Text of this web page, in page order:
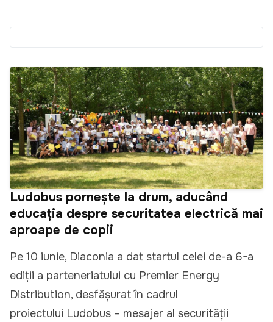
Ludobus pornește la drum, aducând
educația despre securitatea electrică mai
aproape de copii
Pe 10 iunie, Diaconia a dat startul celei de-a 6-a
ediții a parteneriatului cu Premier Energy
Distribution, desfășurat în cadrul
proiectului Ludobus – mesajer al securității